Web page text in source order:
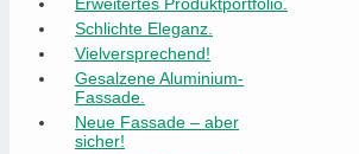
Schlichte Eleganz.
Vielversprechend!
Gesalzene Aluminium-
Fassade.
Neue Fassade – aber
sicher!